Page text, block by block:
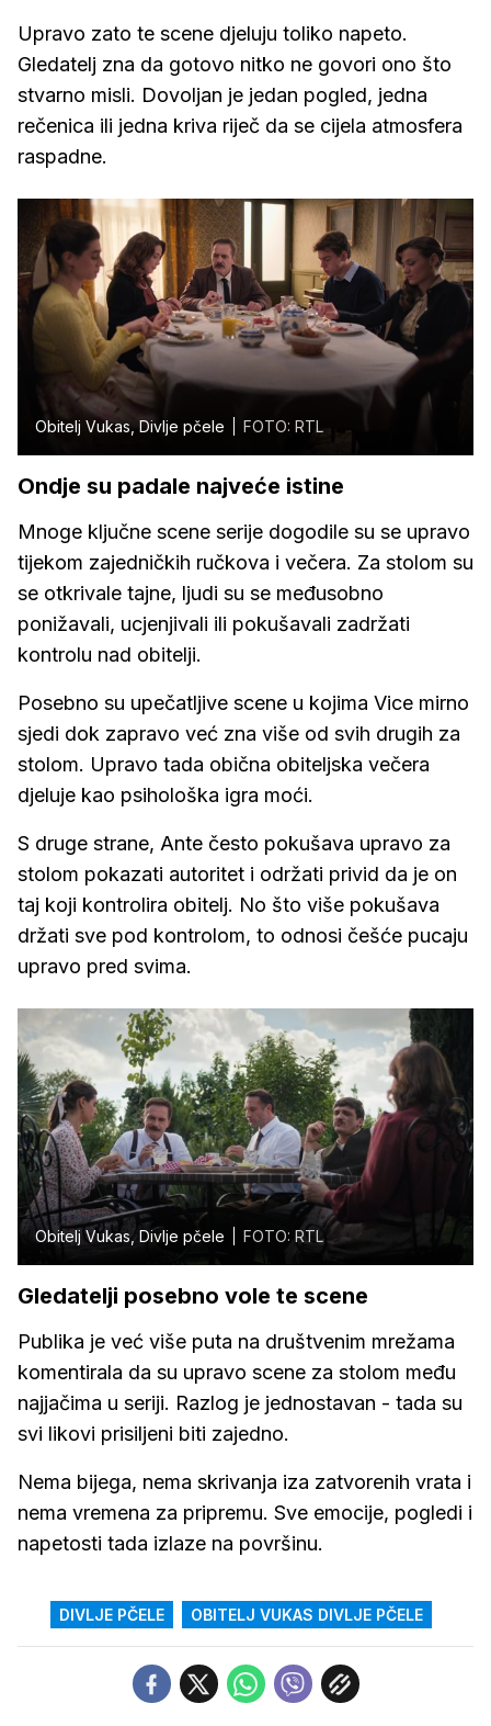
Upravo zato te scene djeluju toliko napeto.
Gledatelj zna da gotovo nitko ne govori ono što
stvarno misli. Dovoljan je jedan pogled, jedna
rečenica ili jedna kriva riječ da se cijela atmosfera
raspadne.
Obitelj Vukas, Divlje pčele FOTO: RTL
Ondje su padale najveće istine
Mnoge ključne scene serije dogodile su se upravo
tijekom zajedničkih ručkova i večera. Za stolom su
se otkrivale tajne, ljudi su se međusobno
ponižavali, ucjenjivali ili pokušavali zadržati
kontrolu nad obitelji.
Posebno su upečatljive scene u kojima Vice mirno
sjedi dok zapravo već zna više od svih drugih za
stolom. Upravo tada obična obiteljska večera
djeluje kao psihološka igra moći.
S druge strane, Ante često pokušava upravo za
stolom pokazati autoritet i održati privid da je on
taj koji kontrolira obitelj. No što više pokušava
držati sve pod kontrolom, to odnosi češće pucaju
upravo pred svima.
Obitelj Vukas, Divlje pčele FOTO: RTL
Gledatelji posebno vole te scene
Publika je već više puta na društvenim mrežama
komentirala da su upravo scene za stolom među
najjačima u seriji. Razlog je jednostavan - tada su
svi likovi prisiljeni biti zajedno.
Nema bijega, nema skrivanja iza zatvorenih vrata i
nema vremena za pripremu. Sve emocije, pogledi i
napetosti tada izlaze na površinu.
DIVLJE PČELE OBITELJ VUKAS DIVLJE PČELE